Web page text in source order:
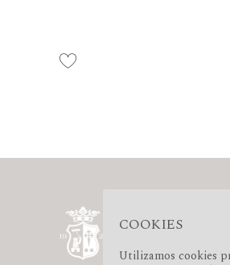
COOKIES
Utilizamos cookies